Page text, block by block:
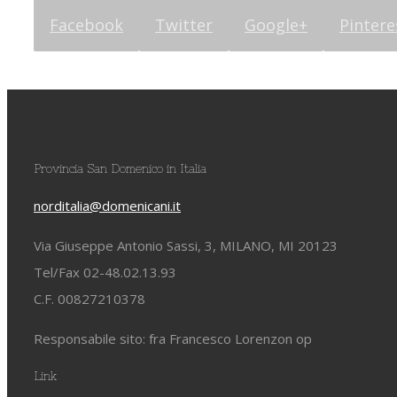
Facebook Twitter Google+
Provincia San Domenico in Italia
norditalia@domenicani.it
Via Giuseppe Antonio Sassi, 3, MILANO, MI 20123
Tel/Fax 02-48.02.13.93
C.F. 00827210378
Responsabile sito: fra Francesco Lorenzon op
Link